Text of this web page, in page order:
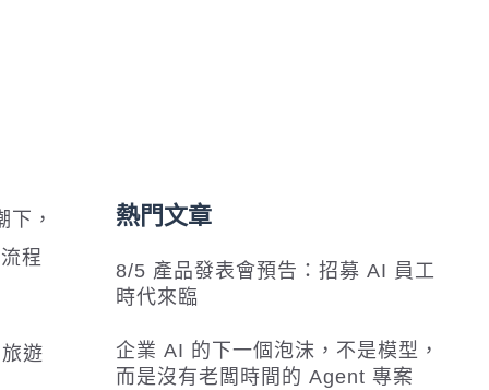
，
程
遊
熱門文章
8/5 產品發表會預告：招募 AI 員工
時代來臨
企業 AI 的下一個泡沫，不是模型，
而是沒有老闆時間的 Agent 專案